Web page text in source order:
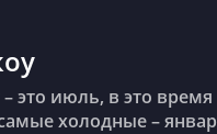
холодные –